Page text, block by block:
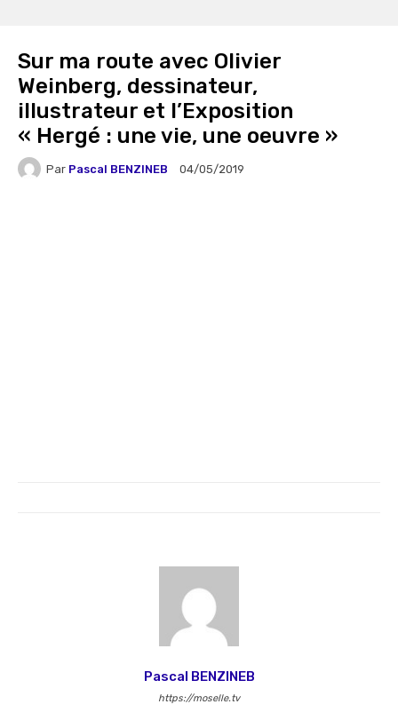
Sur ma route avec Olivier
Weinberg, dessinateur,
illustrateur et l’Exposition
« Hergé : une vie, une oeuvre »
Par Pascal BENZINEB 04/05/2019
Pascal BENZINEB
https://moselle.tv